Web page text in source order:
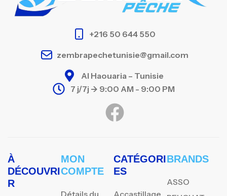
+216 50 644 550
zembrapechetunisie@gmail.com
Al Haouaria – Tunisie
7 j/7j -> 9:00 AM - 9:00 PM
À
DÉCOUVRI
R
MON
COMPTE
Détails du
CATÉGORI
ES
Accastillage
BRANDS
ASSO